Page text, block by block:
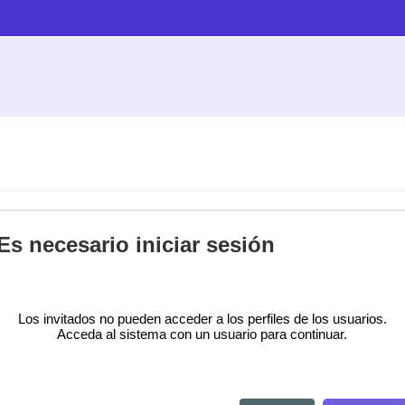
necesario iniciar sesión
Los invitados no pueden acceder a los perfiles de los usuarios.
Acceda al sistema con un usuario para continuar.